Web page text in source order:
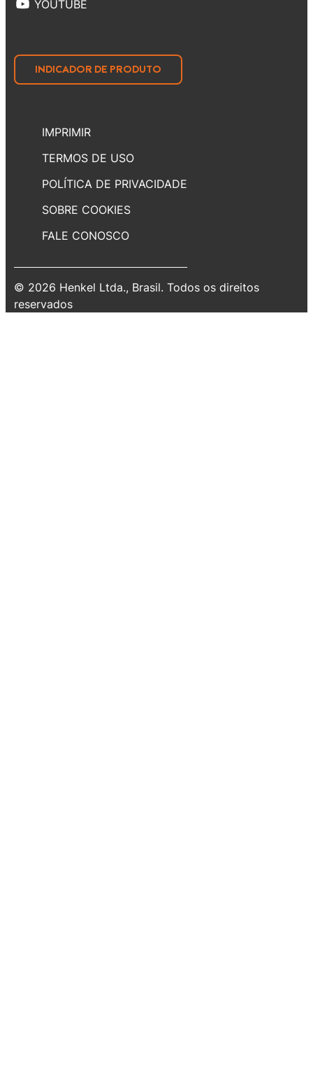
YOUTUBE
INDICADOR DE PRODUTO
IMPRIMIR
TERMOS DE USO
POLÍTICA DE PRIVACIDADE
SOBRE COOKIES
FALE CONOSCO
© 2026 Henkel Ltda., Brasil. Todos os direitos
reservados